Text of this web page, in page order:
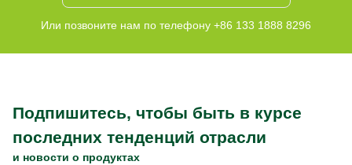
Или позвоните нам по телефону +86 133 1888 8296
Подпишитесь, чтобы быть в курсе
последних тенденций отрасли
и новости о продуктах